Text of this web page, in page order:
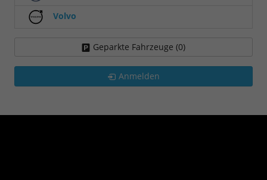
Volvo
Geparkte Fahrzeuge (0)
Anmelden